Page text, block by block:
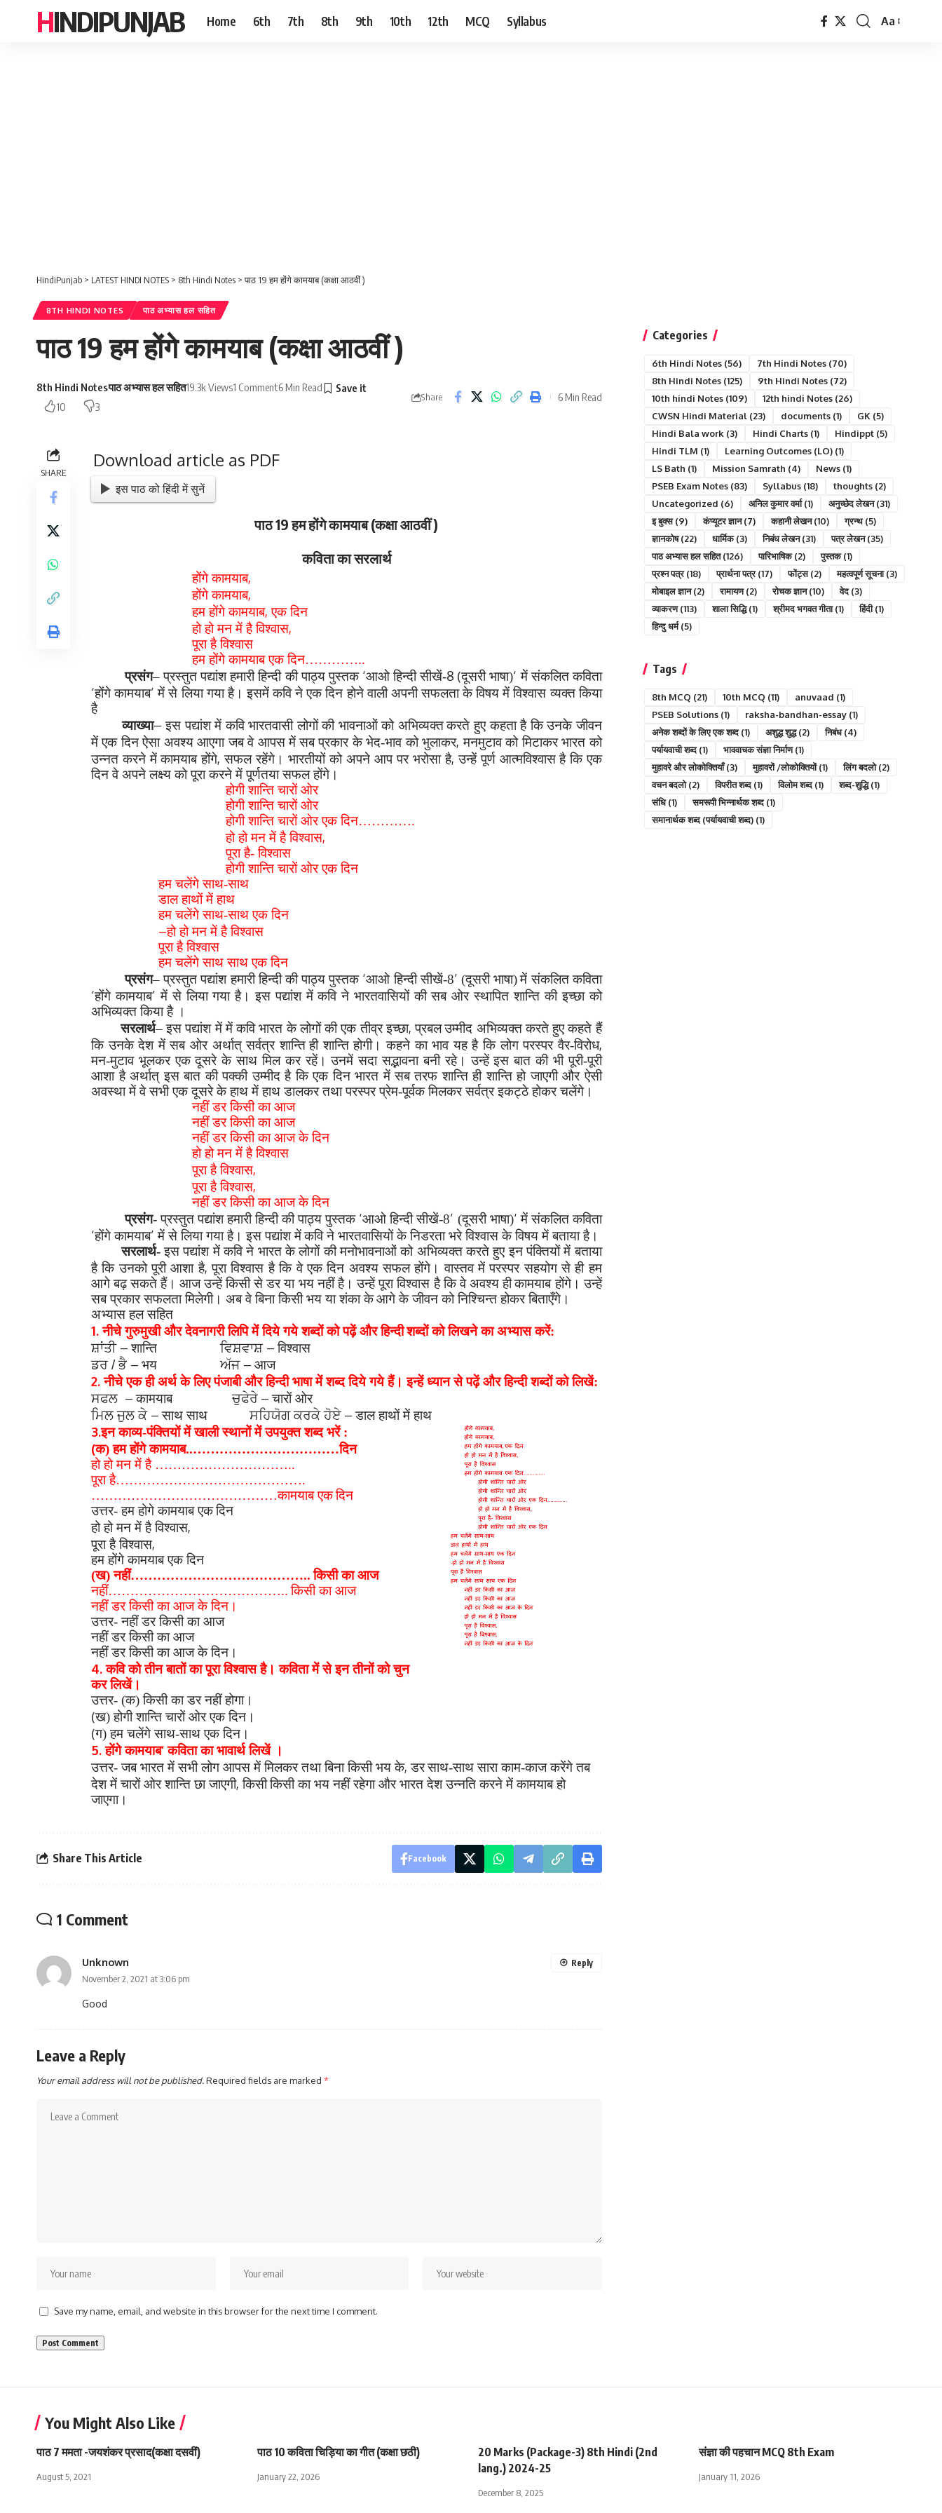
HINDIPUNJAB Home 6th 7th 8th 9th 10th 12th MCQ Syllabus
Font
Aa
HindiPunjab > LATEST HINDI NOTES > 8th Hindi Notes >पाठ 19 हम होंगे कामयाब (कक्षा आठवीं )
8TH HINDI NOTES पाठ अभ्यास हल सहित
पाठ 19 हम होंगे कामयाब (कक्षा आठवीं )
8th Hindi Notesपाठ अभ्यास हल सहित19.3k Views1 Comment6 Min Read
10
3
Share 6 Min Read
SHARE
Download article as PDF
इस पाठ को हिंदी में सुनें
पाठ 19 हम होंगे कामयाब (कक्षा आठवीं )
कविता का सरलार्थ
होंगे कामयाब,
होंगे कामयाब,
हम होंगे कामयाब,एक दिन
हो हो मन में है विश्वास,
पूरा है विश्वास
हम होंगे कामयाब एक दिन…………..
प्रसंग– प्रस्तुत पद्यांश हमारी हिन्दी की पाठ्य पुस्तक ‘आओ हिन्दी सीखें-8 (दूसरी भाषा)‘में संकलित कविता
‘होंगे कामयाब’में से लिया गया है। इसमें कवि नेएक दिन होने वाली अपनी सफलता के विषय में विश्वास व्यक्त किया
है
व्याख्या– इस पद्यांश में कवि भारतवासी लोगों की भावनाओं को अभिव्यक्त करते हुए कहता है कि उनके जीवन
में एक दिन ऐसा अवश्य आएगा जब वे आपस में सब प्रकार के भेद-भाव को भुलाकर,मनमुटाव को मिटाकर भारत को
उन्नत करने में कामयाब होंगे,सफल रहेंगे। भारतीयों को अपने आप पर भरोसा है,उन्हें पूर्ण आत्मविश्वास है कि एक
दिन वे अपने लक्ष्य को पूरा करने में पूर्णतया सफल होंगे।
होगी शान्ति चारों ओर
होगी शान्ति चारों ओर
होगी शान्ति चारों ओर एक दिन………….
हो हो मन में है विश्वास,
पूरा है- विश्वास
होगी शान्ति चारों ओर एक दिन
हम चलेंगे साथ-साथ
डाल हाथों में हाथ
हम चलेंगे साथ-साथ एक दिन
–हो हो मन में है विश्वास
पूरा है विश्वास
हम चलेंगे साथ साथ एक दिन
प्रसंग– प्रस्तुत पद्यांश हमारी हिन्दी की पाठ्य पुस्तक ‘आओ हिन्दी सीखें-8’ (दूसरी भाषा) में संकलित कविता
‘होंगे कामयाब’में से लिया गया है। इस पद्यांश में कवि ने भारतवासियों की सब ओर स्थापित शान्ति की इच्छा को
अभिव्यक्त किया है ।
सरलार्थ– इस पद्यांश में में कवि भारत के लोगों की एक तीव्र इच्छा,प्रबल उम्मीद अभिव्यक्त करते हुए कहते हैं
कि उनके देश में सब ओर अर्थात् सर्वत्र शान्ति ही शान्ति होगी। कहने का भाव यह है कि लोग परस्पर वैर-विरोध,
मन-मुटावभूलकरएक दूसरे के साथ मिल कर रहें। उनमें सदा सद्भावना बनी रहे। उन्हें इस बात कीभीपूरी-पूरी
आशा है अर्थात् इस बात की पक्की उम्मीद है कि एक दिन भारत में सब तरफ शान्ति ही शान्ति हो जाएगी और ऐसी
अवस्था में वे सभी एक दूसरे के हाथ में हाथ डालकर तथा परस्पर प्रेम-पूर्वक मिलकर सर्वत्र इकट्ठे होकर चलेंगे।
नहीं डर किसी का आज
नहीं डर किसी का आज
नहीं डर किसी का आज के दिन
हो हो मन में है विश्वास
पूरा है विश्वास,
पूरा है विश्वास,
नहीं डर किसी का आज के दिन
प्रसंग-प्रस्तुत पद्यांश हमारी हिन्दी की पाठ्य पुस्तक ‘आओ हिन्दी सीखें-8’ (दूसरी भाषा)‘में संकलित कविता
‘होंगे कामयाब’में से लिया गया है। इस पद्यांश मेंकवि ने भारतवासियों के निडरता भरे विश्वास के विषय में बताया है।
सरलार्थ-इस पद्यांश में कवि ने भारत के लोगों की मनोभावनाओं को अभिव्यक्तकरते हुए इन पंक्तियों में बताया
है कि उनको पूरी आशा है,पूरा विश्वास है कि वे एकदिन अवश्य सफल होंगे। वास्तव में परस्पर सहयोग से ही हम
आगे बढ़ सकते हैं। आज उन्हें किसी से डर या भय नहीं है। उन्हें पूरा विश्वास है कि वे अवश्य हीकामयाब होंगे। उन्हें
सब प्रकार सफलता मिलेगी। अब वे बिना किसी भय या शंका केआगे के जीवन को निश्चिन्त होकर बिताएँगे।
अभ्यास हल सहित
1.नीचे गुरुमुखी और देवनागरी लिपि में दिये गये शब्दों को पढ़ें और हिन्दीशब्दों को लिखने का अभ्यास करें:
ਸ਼ਾਂਤੀ – शान्ति ਵਿਸ਼ਵਾਸ਼ – विश्वास
ਡਰ / ਭੈ – भय ਅੱਜ – आज
2.नीचे एक ही अर्थ के लिए पंजाबी और हिन्दी भाषा में शब्द दिये गये हैं। इन्हें ध्यान से पढ़ें और हिन्दी शब्दों को लिखें:
ਸਫਲ – कामयाब ਚੁਫੇਰੇ – चारों ओर
ਮਿਲ ਜੁਲ ਕੇ – साथ साथ ਸਹਿਯੋਗ ਕਰਕੇ ਹੋਏ – डाल हाथों में हाथ
3.इन काव्य-पंक्तियों में खाली स्थानों में उपयुक्त शब्द भरें :
(क) हम होंगे कामयाब..……………………………दिन
हो हो मन में है …………………………..
पूरा है…………………………………….
……………………………………कामयाब एकदिन
उत्तर- हम होगे कामयाब एकदिन
हो हो मन में है विश्वास,
पूरा है विश्वास,
हम होंगे कामयाब एक दिन
(ख) नहीं………………………………….. किसी का आज
नहीं………………………………….. किसी का आज
नहीं डर किसी का आज के दिन।
उत्तर- नहीं डर किसी का आज
नहीं डर किसी का आज
नहीं डर किसी का आज के दिन।
4.कवि को तीन बातों का पूरा विश्वास है। कविता में से इन तीनों को चुन
कर लिखें।
उत्तर- (क) किसी का डर नहीं होगा।
(ख) होगी शान्ति चारों ओर एक दिन।
(ग) हम चलेंगे साथ-साथ एक दिन।
5.होंगे कामयाब‘कविता का भावार्थ लिखें ।
उत्तर- जब भारत में सभी लोग आपस में मिलकर तथा बिना किसी भय के,डरसाथ-साथ सारा काम-काज करेंगे तब
देश में चारों ओर शान्ति छा जाएगी,किसीकिसी का भय नहीं रहेगा और भारत देश उन्नति करने में कामयाब हो
जाएगा।
Share This Article Facebook
1 Comment
Unknown
November 2, 2021 at 3:06 pm
Good
Reply
Leave a Reply
Your email address will not be published.Required fields are marked *
Save my name, email, and website in this browser for the next time I comment.
Categories
6th Hindi Notes(56) 7th Hindi Notes(70)
8th Hindi Notes(125) 9th Hindi Notes(72)
10th hindi Notes(109) 12th hindi Notes(26)
CWSN Hindi Material(23) documents(1) GK (5)
Hindi Bala work(3) Hindi Charts(1) Hindippt(5)
Hindi TLM (1) Learning Outcomes (LO)(1)
LS Bath (1) Mission Samrath (4) News(1)
PSEB Exam Notes(83) Syllabus(18) thoughts(2)
Uncategorized (6) अनिल कुमार वर्मा(1) अनुच्छेद लेखन(31)
इ बुक्स(9) कंप्यूटर ज्ञान(7) कहानी लेखन(10) ग्रन्थ(5)
ज्ञानकोष(22) धार्मिक(3) निबंध लेखन(31) पत्र लेखन(35)
पाठ अभ्यास हल सहित(126) पारिभाषिक(2) पुस्तक(1)
प्रश्न पत्र(18) प्रार्थना पत्र(17) फोंट्स(2) महत्वपूर्ण सूचना(3)
मोबाइल ज्ञान(2) रामायण(2) रोचक ज्ञान(10) वेद(3)
व्याकरण(113) शाला सिद्धि(1) श्रीमद भगवत गीता(1) हिंदी(1)
हिन्दु धर्म(5)
Tags
8th MCQ (21) 10th MCQ (11) anuvaad (1)
PSEB Solutions(1) raksha-bandhan-essay(1)
अनेक शब्दों के लिए एक शब्द(1) अशुद्ध शुद्ध(2) निबंध(4)
पर्यायवाची शब्द(1) भाववाचक संज्ञा निर्माण(1)
मुहावरे और लोकोक्तियाँ(3) मुहावरों /लोकोक्तियों(1) लिंग बदलो(2)
वचन बदलो(2) विपरीत शब्द(1) विलोम शब्द(1) शब्द-शुद्धि(1)
संधि(1) समरूपी भिन्नार्थक शब्द(1)
समानार्थक शब्द (पर्यायवाची शब्द)(1)
You Might Also Like
पाठ 7 ममता -जयशंकर प्रसाद(कक्षा दसवीं)
August 5, 2021
पाठ 10 कविता चिड़िया का गीत (कक्षा छठी)
January 22, 2026
20 Marks (Package-3) 8th Hindi (2nd
lang.) 2024-25
December 8, 2025
संज्ञा की पहचान MCQ 8th Exam
January 11, 2026